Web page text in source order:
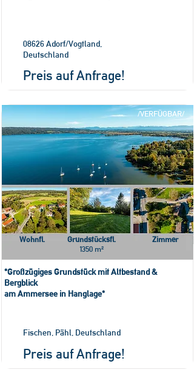
08626 Adorf/Vogtland,
Deutschland
Preis auf Anfrage!
/VERFÜGBAR/
Wohnfl.
Grundstücksfl.
1350 m²
Zimmer
*Großzügiges Grundstück mit Altbestand &
Bergblick
am Ammersee in Hanglage*
Fischen, Pähl, Deutschland
Preis auf Anfrage!